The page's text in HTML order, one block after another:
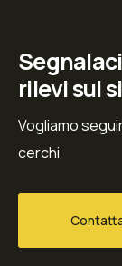
rilevi sul
Vogliamo
cerchi